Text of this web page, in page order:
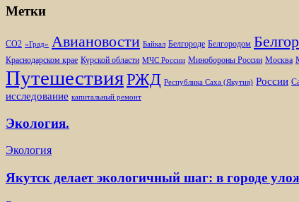
Метки
CO2 «Град» Авиановости Байкал Белгороде Белгородом
Краснодарском крае Курской области МЧС России Минобороны России Москва
ПутешествияРЖД Республика Саха (Якутия) России
исследование капитальный ремонт
Экология.
Экология
Якутск делает экологичный шаг: в городе